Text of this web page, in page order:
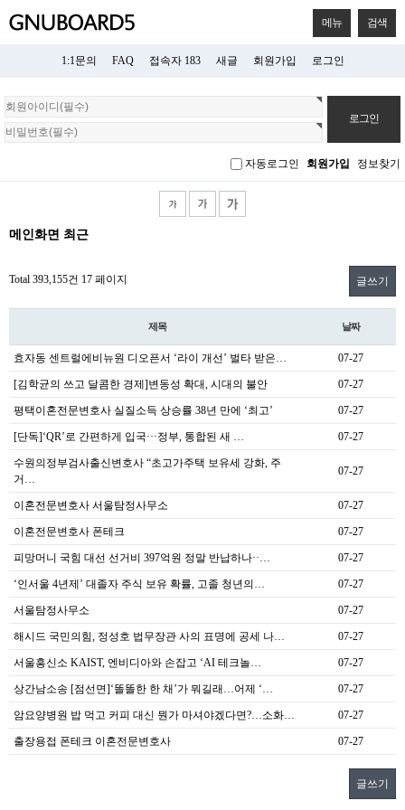
메뉴 검색
1:1문의 FAQ 접속자 183 새글 회원가입 로그인
회
원
로
자동로그인 회원가입 정보찾기
메인화면 최근
Total 393,155건 17 페이지 글쓰기
제목 날짜
효자동 센트럴에비뉴원 디오픈서 ‘라이 개선’ 벌타 받은… 07-27
[김학균의 쓰고 달콤한 경제]변동성 확대, 시대의 불안 07-27
평택이혼전문변호사 실질소득 상승률 38년 만에 ‘최고’ 07-27
[단독]‘QR’로 간편하게 입국···정부, 통합된 새 … 07-27
수원의정부검사출신변호사 “초고가주택 보유세 강화, 주
거…
07-27
이혼전문변호사 서울탐정사무소 07-27
이혼전문변호사 폰테크 07-27
피망머니 국힘 대선 선거비 397억원 정말 반납하나··… 07-27
‘인서울 4년제’ 대졸자 주식 보유 확률, 고졸 청년의… 07-27
서울탐정사무소 07-27
해시드 국민의힘, 정성호 법무장관 사의 표명에 공세 나… 07-27
서울흥신소 KAIST, 엔비디아와 손잡고 ‘AI 테크놀… 07-27
상간남소송 [점선면]‘똘똘한 한 채’가 뭐길래…어제 ‘… 07-27
암요양병원 밥 먹고 커피 대신 뭔가 마셔야겠다면?…소화… 07-27
출장용접 폰테크 이혼전문변호사 07-27
글쓰기